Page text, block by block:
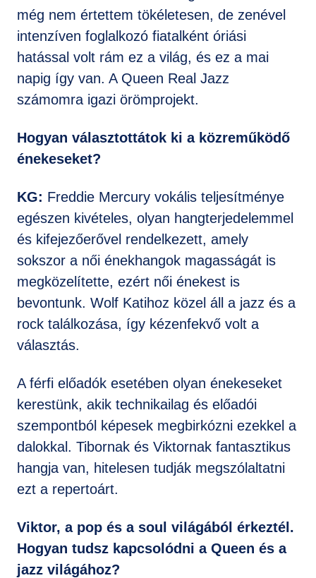
még nem értettem tökéletesen, de zenével
intenzíven foglalkozó fiatalként óriási
hatással volt rám ez a világ, és ez a mai
napig így van. A Queen Real Jazz
számomra igazi örömprojekt.
Hogyan választottátok ki a közreműködő
énekeseket?
KG: Freddie Mercury vokális teljesítménye
egészen kivételes, olyan hangterjedelemmel
és kifejezőerővel rendelkezett, amely
sokszor a női énekhangok magasságát is
megközelítette, ezért női énekest is
bevontunk. Wolf Katihoz közel áll a jazz és a
rock találkozása, így kézenfekvő volt a
választás.
A férfi előadók esetében olyan énekeseket
kerestünk, akik technikailag és előadói
szempontból képesek megbirkózni ezekkel a
dalokkal. Tibornak és Viktornak fantasztikus
hangja van, hitelesen tudják megszólaltatni
ezt a repertoárt.
Viktor, a pop és a soul világából érkeztél.
Hogyan tudsz kapcsolódni a Queen és a
jazz világához?